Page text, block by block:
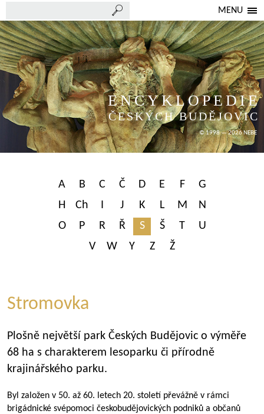
MENU
ENCYKLOPEDIE
ČESKÝCH BUDĚJOVIC
© 1998 — 2026 NEBE
A B C Č D E F
G
H
Ch I J K L M
N
O
P R Ř S Š T
U
V
W Y Z Ž
Stromovka
Plošně největší park Českých Budějovic o výměře
68 ha s charakterem lesoparku či přírodně
krajinářského parku.
Byl založen v 50. až 60. letech 20. století převážně v rámci
brigádnické svépomoci českobudějovických podniků a občanů